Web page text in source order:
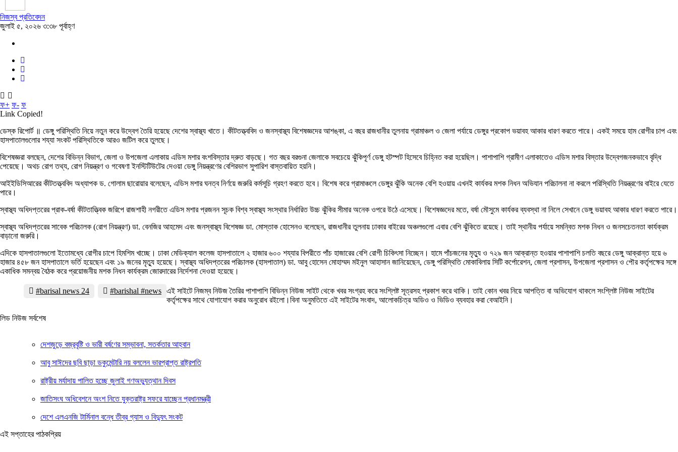
নিজস্ব প্রতিবেদন
জুলাই ৫, ২০২৬ ৩:৩৮ পূর্বাহ্ণ
ফ+ ফ- ফ
Link Copied!
ডেস্ক রিপোর্ট ॥ ডেঙ্গু পরিস্থিতি নিয়ে নতুন করে উদ্বেগ তৈরি হয়েছে দেশের স্বাস্থ্য খাতে। কীটতত্ত্ববিদ ও জনস্বাস্থ্য বিশেষজ্ঞদের আশঙ্কা, এ বছর রাজধানীর তুলনায় গ্রামাঞ্চল ও জেলা পর্যায়ে ডেঙ্গুর প্রকোপ ভয়াবহ আকার ধারণ করতে পারে। একই সময়ে হাম রোগীর চাপ এবং
হাসপাতালগুলোর শয্যা সংকট পরিস্থিতিকে আরও জটিল করে তুলছে।
বিশেষজ্ঞরা বলছেন, দেশের বিভিন্ন বিভাগ, জেলা ও উপজেলা এলাকায় এডিস মশার বংশবিস্তার দ্রুত বাড়ছে। গত বছর বরগুনা জেলাকে সবচেয়ে ঝুঁকিপূর্ণ ডেঙ্গু হটস্পট হিসেবে চিহ্নিত করা হয়েছিল। পাশাপাশি গ্রামীণ এলাকাতেও এডিস মশার বিস্তার উদ্বেগজনকভাবে বৃদ্ধি
পেয়েছে। অথচ রোগ তথ্য, রোগ নিয়ন্ত্রণ ও গবেষণা ইনস্টিটিউটের দেওয়া ডেঙ্গু নিয়ন্ত্রণের বেশিরভাগ সুপারিশ বাস্তবায়িত হয়নি।
আইইডিসিআরের কীটতত্ত্ববিদ অধ্যাপক ড. গোলাম ছারোয়ার বলেছেন, এডিস মশার ঘনত্ব নির্ণয়ে জরুরি কর্মসূচি গ্রহণ করতে হবে। বিশেষ করে গ্রামাঞ্চলে ডেঙ্গুর ঝুঁকি অনেক বেশি হওয়ায় এখনই কার্যকর মশক নিধন অভিযান পরিচালনা না করলে পরিস্থিতি নিয়ন্ত্রণের বাইরে যেতে
পারে।
স্বাস্থ্য অধিদপ্তরের প্রাক-বর্ষা কীটতাত্ত্বিক জরিপে রাজশাহী নগরীতে এডিস মশার প্রজনন সূচক বিশ্ব স্বাস্থ্য সংস্থার নির্ধারিত উচ্চ ঝুঁকির সীমার অনেক ওপরে উঠে এসেছে। বিশেষজ্ঞদের মতে, বর্ষা মৌসুমে কার্যকর ব্যবস্থা না নিলে সেখানে ডেঙ্গু ভয়াবহ আকার ধারণ করতে পারে।
স্বাস্থ্য অধিদপ্তরের সাবেক পরিচালক (রোগ নিয়ন্ত্রণ) ডা. বেনজির আহমেদ এবং জনস্বাস্থ্য বিশেষজ্ঞ ডা. মোস্তাক হোসেনও বলেছেন, রাজধানীর তুলনায় ঢাকার বাইরের অঞ্চলগুলো এবার বেশি ঝুঁকিতে রয়েছে। তাই স্থানীয় পর্যায়ে সমন্বিত মশক নিধন ও জনসচেতনতা কার্যক্রম
বাড়ানো জরুরি।
এদিকে হাসপাতালগুলো ইতোমধ্যে রোগীর চাপে হিমশিম খাচ্ছে। ঢাকা মেডিক্যাল কলেজ হাসপাতালে ২ হাজার ৬০০ শয্যার বিপরীতে পাঁচ হাজারের বেশি রোগী চিকিৎসা নিচ্ছেন। হামে পাঁচজনের মৃত্যু ও ৭২৯ জন আক্রান্ত হওয়ার পাশাপাশি চলতি বছরে ডেঙ্গু আক্রান্ত হয়ে ৬
হাজার ৪৫৮ জন হাসপাতালে ভর্তি হয়েছেন এবং ১৯ জনের মৃত্যু হয়েছে। স্বাস্থ্য অধিদপ্তরের পরিচালক (হাসপাতাল) ডা. আবু হোসেন মোহাম্মদ মইনুল আহাসান জানিয়েছেন, ডেঙ্গু পরিস্থিতি মোকাবিলায় সিটি কর্পোরেশন, জেলা প্রশাসন, উপজেলা প্রশাসন ও পৌর কর্তৃপক্ষের সঙ্গে
একাধিক সমন্বয় বৈঠক করে প্রয়োজনীয় মশক নিধন কার্যক্রম জোরদারের নির্দেশনা দেওয়া হয়েছে।
#barisal news 24 #barishal #news এই সাইটে নিজম্ব নিউজ তৈরির পাশাপাশি বিভিন্ন নিউজ সাইট থেকে খবর সংগ্রহ করে সংশ্লিষ্ট সূত্রসহ প্রকাশ করে থাকি। তাই কোন খবর নিয়ে আপত্তি বা অভিযোগ থাকলে সংশ্লিষ্ট নিউজ সাইটের
কর্তৃপক্ষের সাথে যোগাযোগ করার অনুরোধ রইলো।বিনা অনুমতিতে এই সাইটের সংবাদ, আলোকচিত্র অডিও ও ভিডিও ব্যবহার করা বেআইনি।
লিড নিউজ সর্বশেষ
দেশজুড়ে বজ্রবৃষ্টি ও ভারী বর্ষণের সম্ভাবনা, সতর্কতার আহ্বান
আবু সাঈদের ছবি ছাড়া ডকুমেন্টারি নয় বললেন ভারপ্রাপ্ত রাষ্ট্রপতি
রাষ্ট্রীয় মর্যাদায় পালিত হচ্ছে জুলাই গণঅভ্যুত্থান দিবস
জাতিসংঘ অধিবেশনে অংশ নিতে যুক্তরাষ্ট্র সফরে যাচ্ছেন প্রধানমন্ত্রী
দেশে এলএনজি টার্মিনাল বন্ধে তীব্র গ্যাস ও বিদ্যুৎ সংকট
এই সপ্তাহের পাঠকপ্রিয়